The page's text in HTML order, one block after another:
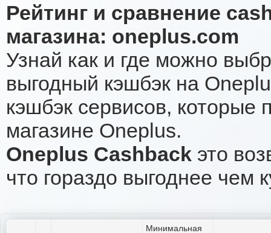
Рейтинг и сравнение
магазина: oneplus.com
Узнай как и где можно
выгодный кэшбэк на
кэшбэк сервисов, которые
магазине Oneplus.
Oneplus Cashback это
что гораздо выгоднее чем
Минимальная